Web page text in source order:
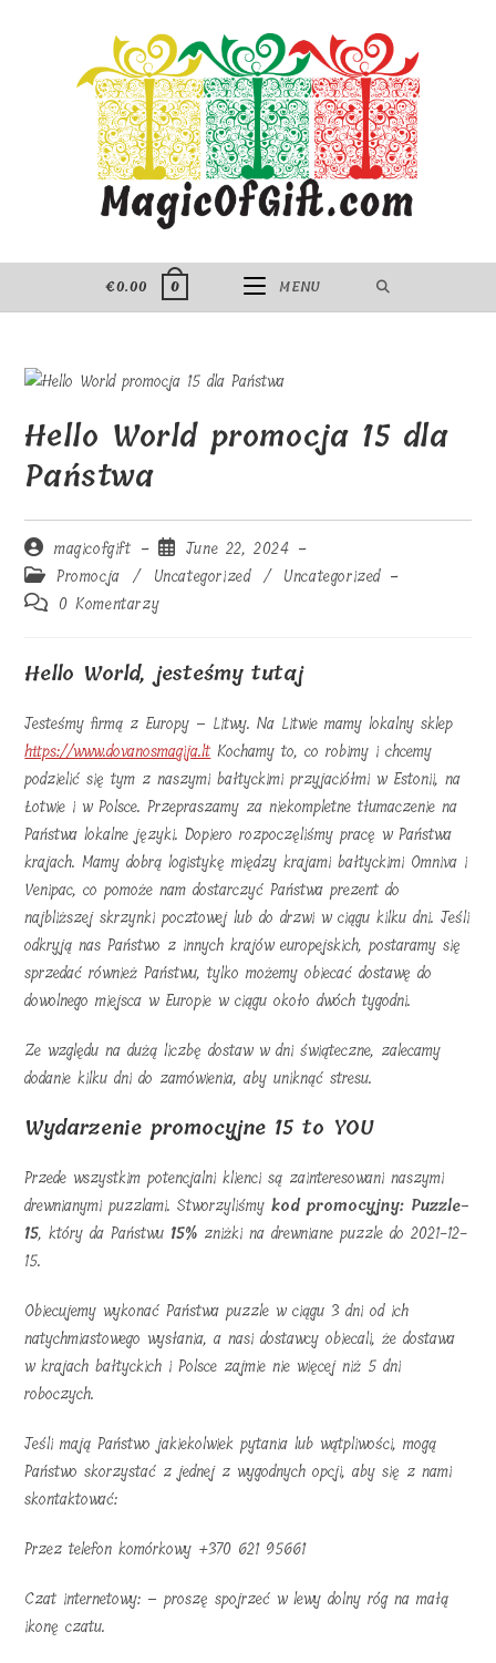
€0.00 0 MENU
Hello World promocja 15 dla
Państwa
Post
author:
magicofgift
Post
published:
June 22, 2024
Post
category:
Promocja / Uncategorized / Uncategorized
Post 0 Komentarzy
Hello World, jesteśmy tutaj
Jesteśmy firmą z Europy – Litwy. Na Litwie mamy lokalny sklep
https://www.dovanosmagija.ltKochamy to, co robimy i chcemy
podzielić się tym z naszymi bałtyckimi przyjaciółmi w Estonii, na
Łotwie i w Polsce. Przepraszamy za niekompletne tłumaczenie na
Państwa lokalne języki. Dopiero rozpoczęliśmy pracę w Państwa
krajach. Mamy dobrą logistykę między krajami bałtyckimi Omniva i
Venipac, co pomoże nam dostarczyć Państwa prezent do
najbliższej skrzynki pocztowej lub do drzwi w ciągu kilku dni. Jeśli
odkryją nas Państwo z innych krajów europejskich, postaramy się
sprzedać również Państwu, tylko możemy obiecać dostawę do
dowolnego miejsca w Europie w ciągu około dwóch tygodni.
Ze względu na dużą liczbę dostaw w dni świąteczne, zalecamy
dodanie kilku dni do zamówienia, aby uniknąć stresu.
Wydarzenie promocyjne 15 to YOU
Przede wszystkim potencjalni klienci są zainteresowani naszymi
drewnianymi puzzlami. Stworzyliśmykod promocyjny: Puzzle-
15, który da Państwu 15% zniżki na drewniane puzzle do 2021-12-
15.
Obiecujemy wykonać Państwa puzzle w ciągu 3 dni od ich
natychmiastowego wysłania, a nasi dostawcy obiecali, że dostawa
w krajach bałtyckich i Polsce zajmie nie więcej niż 5 dni
roboczych.
Jeśli mają Państwo jakiekolwiek pytania lub wątpliwości, mogą
Państwo skorzystać z jednej z wygodnych opcji, aby się z nami
skontaktować:
Przez telefon komórkowy +370 621 95661
Czat internetowy: – proszę spojrzeć w lewy dolny róg na małą
ikonę czatu.